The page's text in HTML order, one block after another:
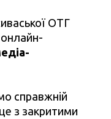
ОТГ
онлайн-
справжній
з закритими